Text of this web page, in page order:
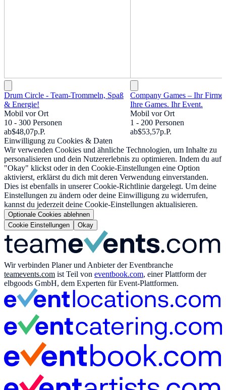
Drum Circle - Team-Trommeln, Spaß
& Energie!
Mobil vor Ort
10 - 300 Personen
ab$48,07p.P.
Company Games – Ihr
Ihre Games. Ihr Event.
Mobil vor Ort
1 - 200 Personen
ab$53,57p.P.
Einwilligung zu Cookies & Daten
Wir verwenden Cookies und ähnliche Technologien, um Inhalte zu
personalisieren und dein Nutzererlebnis zu optimieren. Indem du auf
"Okay" klickst oder in den Cookie-Einstellungen eine Option
aktivierst, erklärst du dich mit deren Verwendung einverstanden.
Dies ist ebenfalls in unserer Cookie-Richtlinie dargelegt. Um deine
Einstellungen zu ändern oder deine Einwilligung zu widerrufen,
kannst du jederzeit deine Cookie-Einstellungen aktualisieren.
Optionale Cookies ablehnen
Cookie Einstellungen
Okay
Wir verbinden Planer und Anbieter der Eventbranche
teamevents.com ist Teil von eventbook.com, einer Plattform der
elbgoods GmbH, dem Experten für Event-Plattformen.